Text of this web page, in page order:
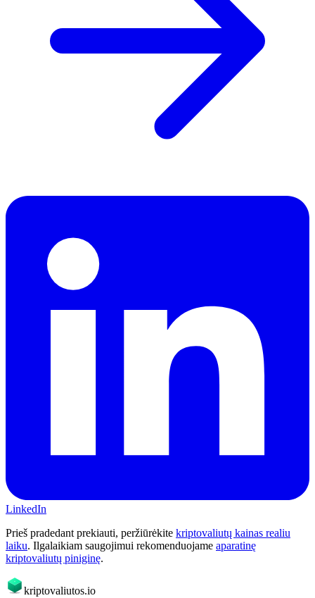
LinkedIn
Prieš pradedant prekiauti, peržiūrėkite kriptovaliutų kainas realiu
laiku. Ilgalaikiam saugojimui rekomenduojame aparatinę
kriptovaliutų piniginę.
kriptovaliutos.io